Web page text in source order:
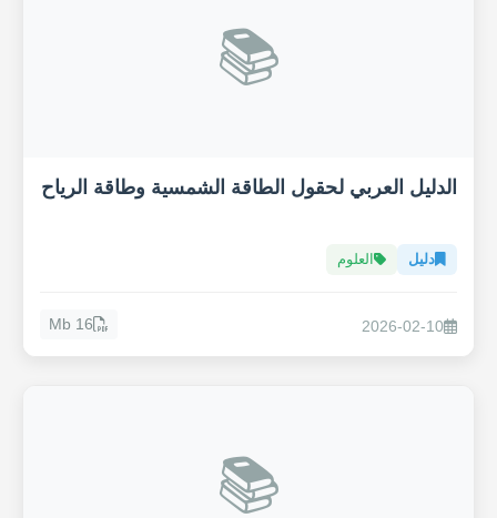
📚
الدليل العربي لحقول الطاقة الشمسية وطاقة الرياح
دليل العلوم
2026-02-10
16 Mb
📚